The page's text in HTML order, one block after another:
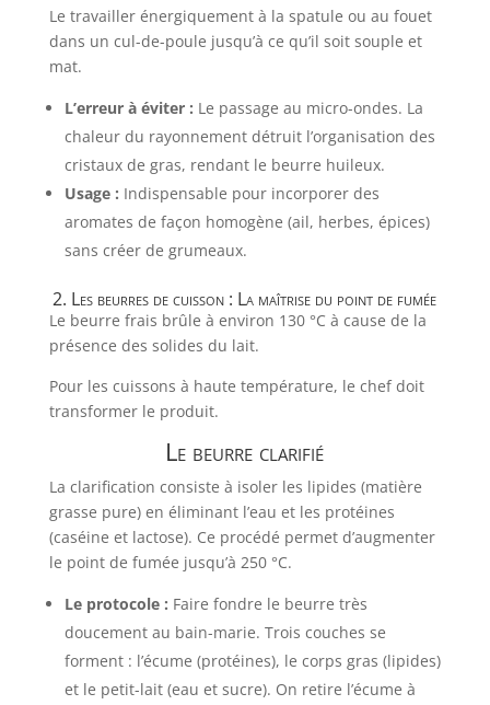
Le travailler énergiquement à la spatule ou au fouet
dans un cul-de-poule jusqu’à ce qu’il soit souple et
mat.
L’erreur à éviter : Le passage au micro-ondes. La
chaleur du rayonnement détruit l’organisation des
cristaux de gras, rendant le beurre huileux.
Usage : Indispensable pour incorporer des
aromates de façon homogène (ail, herbes, épices)
sans créer de grumeaux.
2. Les beurres de cuisson : La maîtrise du point de fumée
Le beurre frais brûle à environ 130 °C à cause de la
présence des solides du lait.
Pour les cuissons à haute température, le chef doit
transformer le produit.
Le beurre clarifié
La clarification consiste à isoler les lipides (matière
grasse pure) en éliminant l’eau et les protéines
(caséine et lactose). Ce procédé permet d’augmenter
le point de fumée jusqu’à 250 °C.
Le protocole : Faire fondre le beurre très
doucement au bain-marie. Trois couches se
forment : l’écume (protéines), le corps gras (lipides)
et le petit-lait (eau et sucre). On retire l’écume à